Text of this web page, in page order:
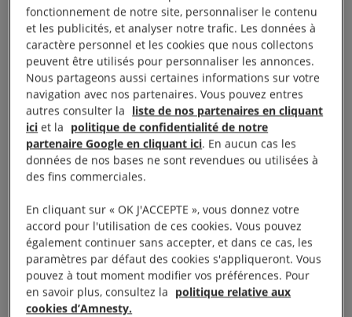
contrats avec les États-Unis, dont un contrat de
vente d’armes d’un montant de 142 milliards de
dollars.
Peine de mort
élevé. Des personnes ont été exécutées pour un
vaste éventail d’infractions, en particulier des
infractions à la législation sur les stupéfiants, ainsi
que des infractions liées au « terrorisme ».
fonctionnement de notre site, personnaliser le contenu
et les publicités, et analyser notre trafic. Les données à
caractère personnel et les cookies que nous collectons
peuvent être utilisés pour personnaliser les annonces.
Nous partageons aussi certaines informations sur votre
navigation avec nos partenaires. Vous pouvez entres
autres consulter la liste de nos partenaires en cliquant
ici et la politique de confidentialité de notre
partenaire Google en cliquant ici. En aucun cas les
données de nos bases ne sont revendues ou utilisées à
des fins commerciales.
En cliquant sur « OK J'ACCEPTE », vous donnez votre
accord pour l'utilisation de ces cookies. Vous pouvez
également continuer sans accepter, et dans ce cas, les
paramètres par défaut des cookies s'appliqueront. Vous
pouvez à tout moment modifier vos préférences. Pour
en savoir plus, consultez la politique relative aux
cookies d’Amnesty.